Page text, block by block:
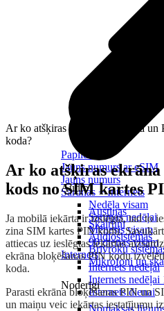
Papildināt
Jauns numurs ar eSIM
Jauns numurs
Sarunas + Internets
Nedēļa visam
Sarunas nedēļai
Mēnesis visam
90 dienas visam
Internets
Internets nedēļai
Internets nedēļai
Internets dienai
Audio
Austiņas
Skaļruņi
Audiosistēmas
Brīvroku
Mikrofoni un
Noderīgi
Nomaksas
Ar ko atšķiras ekrāna bloķēšana
koda?
Ar ko atšķiras
kods no SIM kartes
Ja mobilā iekārta ir izslēgta, tad to
zina SIM kartes PIN kodu.
attiecas uz ieslēgtas iekārtas
ekrāna bloķēšanas PIN kodu
koda.
Parasti ekrāna bloķēšanas PIN un
un maiņu veic iekārtas iestatījumu